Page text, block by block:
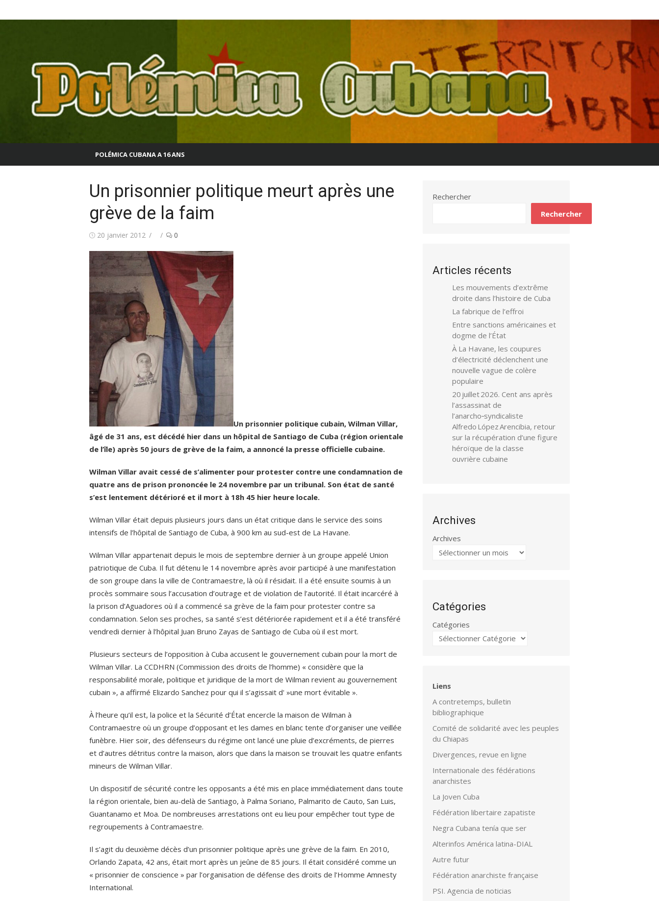
au
Polémica Cubana
POLÉMICA CUBANA A 16 ANS
Un prisonnier politique meurt après une
grève de la faim
Publié20 janvier 2012 Auteur/autrice
0
Un prisonnier politique cubain, Wilman Villar,
âgé de 31 ans, est décédé hier dans un hôpital de Santiago de Cuba (région orientale
de l’île) après 50 jours de grève de la faim, a annoncé la presse officielle cubaine.
Wilman Villar avait cessé de s’alimenter pour protester contre une condamnation de
quatre ans de prison prononcée le 24 novembre par un tribunal. Son état de santé
s’est lentement détérioré et il mort à 18h 45 hier heure locale.
Wilman Villar était depuis plusieurs jours dans un état critique dans le service des soins
intensifs de l’hôpital de Santiago de Cuba, à 900 km au sud-est de La Havane.
Wilman Villar appartenait depuis le mois de septembre dernier à un groupe appelé Union
patriotique de Cuba. Il fut détenu le 14 novembre après avoir participé à une manifestation
de son groupe dans la ville de Contramaestre, là où il résidait. Il a été ensuite soumis à un
procès sommaire sous l’accusation d’outrage et de violation de l’autorité. Il était incarcéré à
la prison d’Aguadores où il a commencé sa grève de la faim pour protester contre sa
condamnation. Selon ses proches, sa santé s’est détériorée rapidement et il a été transféré
vendredi dernier à l’hôpital Juan Bruno Zayas de Santiago de Cuba où il est mort.
Plusieurs secteurs de l’opposition à Cuba accusent le gouvernement cubain pour la mort de
Wilman Villar. La CCDHRN (Commission des droits de l’homme) « considère que la
responsabilité morale, politique et juridique de la mort de Wilman revient au gouvernement
cubain », a affirmé Elizardo Sanchez pour qui il s’agissait d' »une mort évitable ».
À l’heure qu’il est, la police et la Sécurité d’État encercle la maison de Wilman à
Contramaestre où un groupe d’opposant et les dames en blanc tente d’organiser une veillée
funèbre. Hier soir, des défenseurs du régime ont lancé une pluie d’excréments, de pierres
et d’autres détritus contre la maison, alors que dans la maison se trouvait les quatre enfants
mineurs de Wilman Villar.
Un dispositif de sécurité contre les opposants a été mis en place immédiatement dans toute
la région orientale, bien au-delà de Santiago, à Palma Soriano, Palmarito de Cauto, San Luis,
Guantanamo et Moa. De nombreuses arrestations ont eu lieu pour empêcher tout type de
regroupements à Contramaestre.
Il s’agit du deuxième décès d’un prisonnier politique après une grève de la faim. En 2010,
Orlando Zapata, 42 ans, était mort après un jeûne de 85 jours. Il était considéré comme un
« prisonnier de conscience » par l’organisation de défense des droits de l’Homme Amnesty
International.
Rechercher
Rechercher
Articles récents
Les mouvements d’extrême
droite dans l’histoire de Cuba
La fabrique de l’effroi
Entre sanctions américaines et
dogme de l’État
À La Havane, les coupures
d’électricité déclenchent une
nouvelle vague de colère
populaire
20 juillet 2026. Cent ans après
l’assassinat de
l’anarcho‑syndicaliste
Alfredo López Arencibia, retour
sur la récupération d’une figure
héroïque de la classe
ouvrière cubaine
Archives
Archives
Catégories
Catégories
Liens
A contretemps, bulletin
bibliographique
Comité de solidarité avec les peuples
du Chiapas
Divergences, revue en ligne
Internationale des fédérations
anarchistes
La Joven Cuba
Fédération libertaire zapatiste
Negra Cubana tenía que ser
Alterinfos América latina-DIAL
Autre futur
Fédération anarchiste française
PSI. Agencia de noticias